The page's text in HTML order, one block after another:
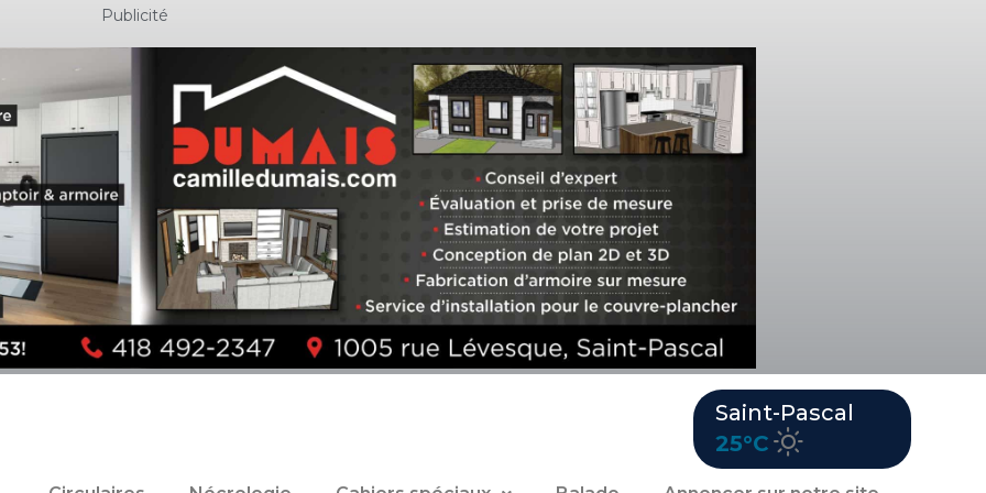
Publicité
Saint-Pascal
25°C